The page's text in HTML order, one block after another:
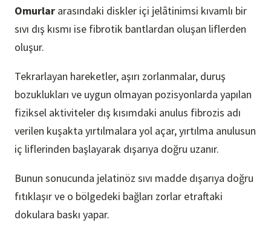
Omurlar arasındaki diskler içi jelâtinimsi kıvamlı bir
sıvı dış kısmı ise fibrotik bantlardan oluşan liflerden
oluşur.
Tekrarlayan hareketler, aşırı zorlanmalar, duruş
bozuklukları ve uygun olmayan pozisyonlarda yapılan
fiziksel aktiviteler dış kısımdaki anulus fibrozis adı
verilen kuşakta yırtılmalara yol açar, yırtılma anulusun
iç liflerinden başlayarak dışarıya doğru uzanır.
Bunun sonucunda jelatinöz sıvı madde dışarıya doğru
fıtıklaşır ve o bölgedeki bağları zorlar etraftaki
dokulara baskı yapar.